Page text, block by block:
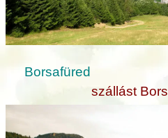
Borsafüred
szállást